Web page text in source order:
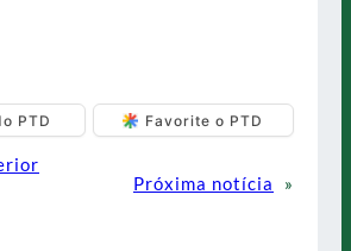
PTD Favorite o PTD
Próxima notícia
»